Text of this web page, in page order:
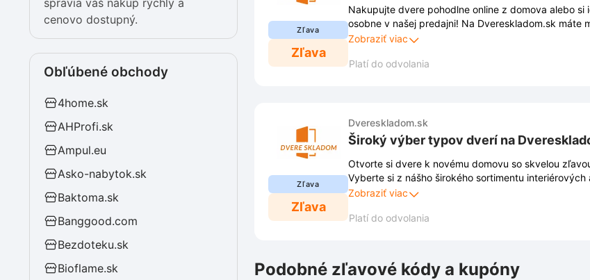
spravia váš nákup rýchly a
cenovo dostupný.
Obľúbené obchody
4home.sk
AHProfi.sk
Ampul.eu
Asko-nabytok.sk
Baktoma.sk
Banggood.com
Bezdoteku.sk
Bioflame.sk
Zľava
Zľava
Nakupujte dvere pohodlne online z domova alebo
osobne v našej predajni! Na Dvereskladom.sk máte
viac vyhovuje, a navyše teraz získate skvelú zľavu
Zobraziť viac
Platí do odvolania
Zľava
Zľava
Dvereskladom.sk
Široký výber typov dverí na
Otvorte si dvere k novému domovu so skvelou
Vyberte si z nášho širokého sortimentu
ušetrite pri nákupe kvalitných a štýlových dverí pre
Zobraziť viac
Platí do odvolania
Podobné zľavové kódy a kupóny